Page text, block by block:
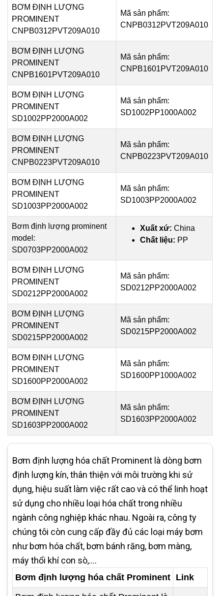
BƠM ĐỊNH LƯỢNG
PROMINENT
CNPB0312PVT209A010
Mã sản phẩm:
CNPB0312PVT209A010
BƠM ĐỊNH LƯỢNG
PROMINENT
CNPB1601PVT209A010
Mã sản phẩm:
CNPB1601PVT209A010
BƠM ĐỊNH LƯỢNG
PROMINENT
SD1002PP2000A002
Mã sản phẩm:
SD1002PP1000A002
BƠM ĐỊNH LƯỢNG
PROMINENT
CNPB0223PVT209A010
Mã sản phẩm:
CNPB0223PVT209A010
BƠM ĐỊNH LƯỢNG
PROMINENT
SD1003PP2000A002
Mã sản phẩm:
SD1003PP2000A002
Bơm định lượng prominent
model:
SD0703PP2000A002
Xuất xứ: China
Chất liệu: PP
BƠM ĐỊNH LƯỢNG
PROMINENT
SD0212PP2000A002
Mã sản phẩm:
SD0212PP2000A002
BƠM ĐỊNH LƯỢNG
PROMINENT
SD0215PP2000A002
Mã sản phẩm:
SD0215PP2000A002
BƠM ĐỊNH LƯỢNG
PROMINENT
SD1600PP2000A002
Mã sản phẩm:
SD1600PP1000A002
BƠM ĐỊNH LƯỢNG
PROMINENT
SD1603PP2000A002
Mã sản phẩm:
SD1603PP2000A002
Bơm định lượng hóa chất Prominent là dòng bơm
định lượng kín, thân thiện với môi trường khi sử
dụng, hiệu suất làm việc rất cao và có thể linh hoạt
sử dụng cho nhiều loại hóa chất trong nhiều
ngành công nghiệp khác nhau. Ngoài ra, công ty
chúng tôi còn cung cấp đầy đủ các loại máy bơm
như bơm hóa chất, bơm bánh răng, bơm màng,
máy thổi khí con sò,....
Bơm định lượng hóa chất Prominent Link